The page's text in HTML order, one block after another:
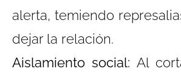
alerta, temiendo
dejar la relación.
Aislamiento social: Al